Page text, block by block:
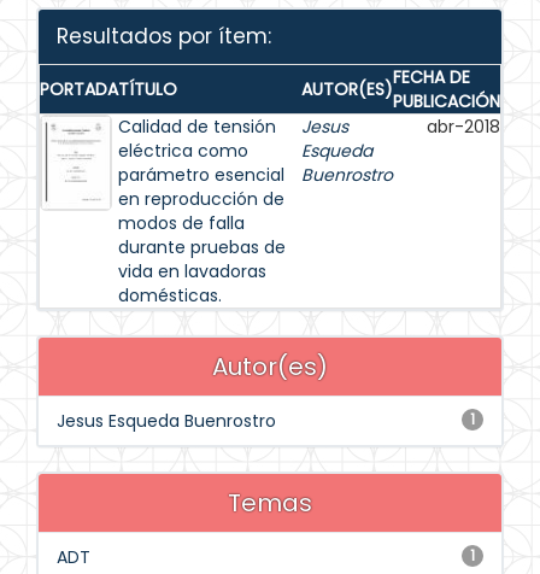
Resultados por ítem:
PORTADATÍTULO AUTOR(ES)FECHA DE
PUBLICACIÓN
Calidad de tensión
eléctrica como
parámetro esencial
en reproducción de
modos de falla
durante pruebas de
vida en lavadoras
domésticas.
Jesus
Esqueda
Buenrostro
abr-2018
Autor(es)
1
Jesus Esqueda Buenrostro
Temas
1
ADT